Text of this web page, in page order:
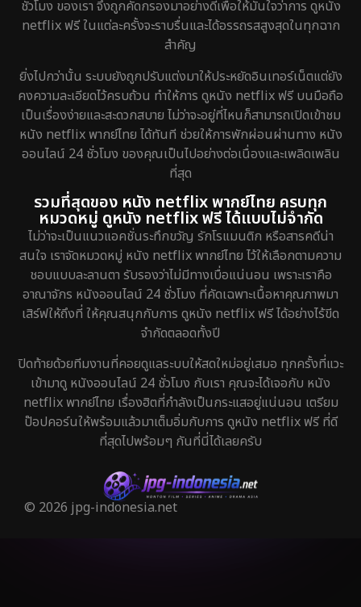
ชั่วโมง ของเรา จึงถูกคัดกรองมาอย่างดีเพื่อให้มั่นใจว่าการ ดูหนัง
netflix ฟรี ในแต่ละครั้งจะราบรื่นและได้อรรถรสสูงสุดในทุกฉาก
สำคัญ
ยิ่งไปกว่านั้น ระบบยังถูกปรับแต่งมาให้ประหยัดอินเทอร์เน็ตแต่ยัง
คงความละเอียดไว้ครบถ้วน ทำให้การ ดูหนัง netflix ฟรี บนมือถือ
เป็นเรื่องง่ายและสะดวกสบาย ไม่ว่าจะอยู่ที่ไหนก็สามารถเปิดเข้าชม
หนัง netflix พากย์ไทย ได้ทันที ช่วยให้การพักผ่อนผ่านทาง หนัง
ออนไลน์ 24 ชั่วโมง ของคุณเป็นไปอย่างต่อเนื่องและเพลิดเพลิน
ที่สุด
รวมที่สุดของ หนัง netflix พากย์ไทย ครบทุก
หมวดหมู่ ดูหนัง netflix ฟรี ได้แบบไม่จำกัด
ไม่ว่าจะเป็นแนวแอคชั่นระทึกขวัญ รักโรแมนติก หรือสารคดีน่า
สนใจ เราจัดหมวดหมู่ หนัง netflix พากย์ไทย ไว้ให้เลือกตามความ
ชอบแบบละลานตา รับรองว่าไม่มีทางเบื่อแน่นอน เพราะเราคือ
อาณาจักร หนังออนไลน์ 24 ชั่วโมง ที่คัดเฉพาะเนื้อหาคุณภาพมา
เสิร์ฟให้ถึงที่ ให้คุณสนุกกับการ ดูหนัง netflix ฟรี ได้อย่างไร้ขีด
จำกัดตลอดทั้งปี
ปิดท้ายด้วยทีมงานที่คอยดูแลระบบให้สดใหม่อยู่เสมอ ทุกครั้งที่แวะ
เข้ามาดู หนังออนไลน์ 24 ชั่วโมง กับเรา คุณจะได้เจอกับ หนัง
netflix พากย์ไทย เรื่องฮิตที่กำลังเป็นกระแสอยู่แน่นอน เตรียม
ป๊อปคอร์นให้พร้อมแล้วมาเต็มอิ่มกับการ ดูหนัง netflix ฟรี ที่ดี
ที่สุดไปพร้อมๆ กันที่นี่ได้เลยครับ
© 2026 jpg-indonesia.net